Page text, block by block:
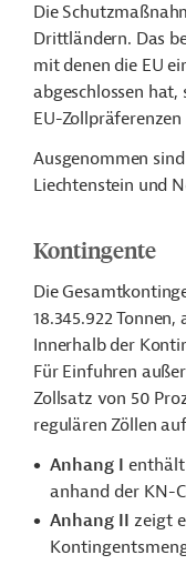
Die
Drittländern. Das
mit denen die EU
abgeschlossen
EU-
Ausgenommen
Liechtenstein und
Kontingente
Die
18.345.922
Innerhalb der
Für Einfuhren
Zollsatz von 50
regulären Zöllen
Anhang I
anhand der KN-
Anhang II zeigt